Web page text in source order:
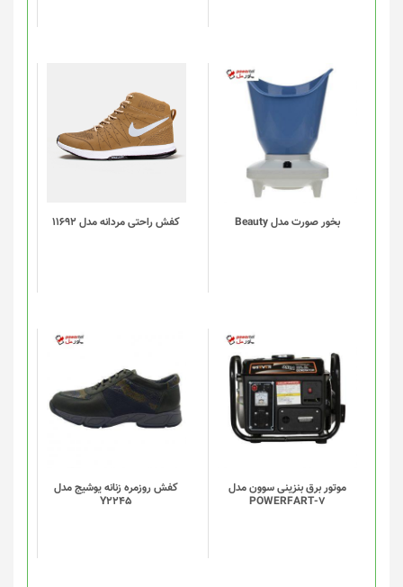
بخور صورت مدل Beauty کفش راحتی مردانه مدل 11692
محصول
دارای
انواع
مختلفی
گزینه
محصول
شوند
موتور برق بنزینی سوون مدل
POWERFART-7
کفش روزمره زنانه یوشیج مدل
Y2245